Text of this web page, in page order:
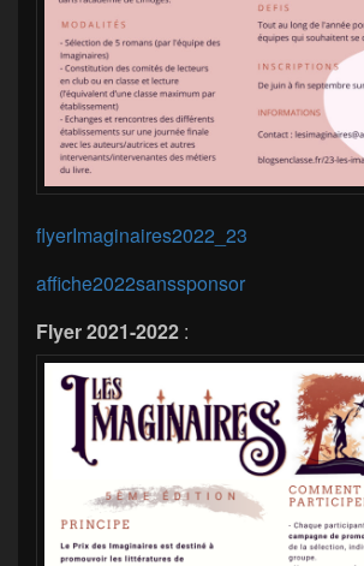
flyerImaginaires2022_23
affiche2022sanssponsor
Flyer 2021-2022 :